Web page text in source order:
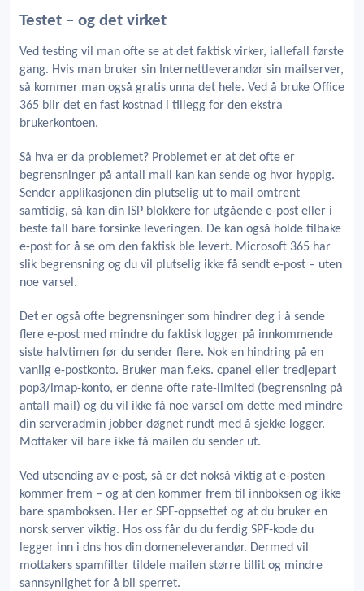
Testet – og det virket
Ved testing vil man ofte se at det faktisk virker, iallefall første
gang. Hvis man bruker sin Internettleverandør sin mailserver,
så kommer man også gratis unna det hele. Ved å bruke Office
365 blir det en fast kostnad i tillegg for den ekstra
brukerkontoen.
Så hva er da problemet? Problemet er at det ofte er
begrensninger på antall mail kan kan sende og hvor hyppig.
Sender applikasjonen din plutselig ut to mail omtrent
samtidig, så kan din ISP blokkere for utgående e-post eller i
beste fall bare forsinke leveringen. De kan også holde tilbake
e-post for å se om den faktisk ble levert. Microsoft 365 har
slik begrensning og du vil plutselig ikke få sendt e-post – uten
noe varsel.
Det er også ofte begrensninger som hindrer deg i å sende
flere e-post med mindre du faktisk logger på innkommende
siste halvtimen før du sender flere. Nok en hindring på en
vanlig e-postkonto. Bruker man f.eks. cpanel eller tredjepart
pop3/imap-konto, er denne ofte rate-limited (begrensning på
antall mail) og du vil ikke få noe varsel om dette med mindre
din serveradmin jobber døgnet rundt med å sjekke logger.
Mottaker vil bare ikke få mailen du sender ut.
Ved utsending av e-post, så er det nokså viktig at e-posten
kommer frem – og at den kommer frem til innboksen og ikke
bare spamboksen. Her er SPF-oppsettet og at du bruker en
norsk server viktig. Hos oss får du du ferdig SPF-kode du
legger inn i dns hos din domeneleverandør. Dermed vil
mottakers spamfilter tildele mailen større tillit og mindre
sannsynlighet for å bli sperret.